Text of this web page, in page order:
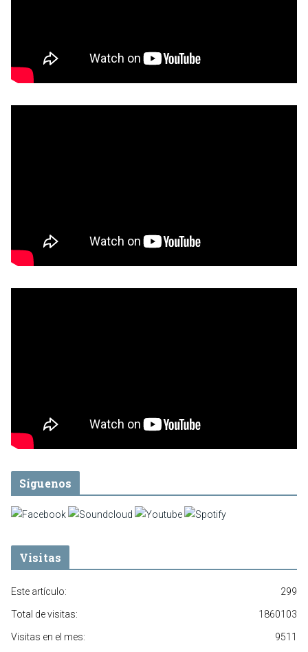
Síguenos
Visitas
299
Este artículo:
1860103
Total de visitas:
9511
Visitas en el mes: